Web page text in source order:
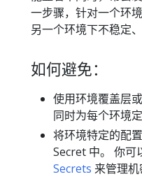
一步骤，针对一个环
另一个环境下不稳定
如何避免：
使用环境覆盖层或
同时为每个环境
将环境特定的配
Secret 中。 你可
Secrets 来管理机